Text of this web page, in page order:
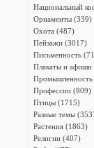
Национальный
Орнаменты (339)
Охота (487)
Пейзажи (3017)
Письменность
Плакаты и афиши
Профессии (809)
Птицы (1715)
Разные темы
Растения (1863)
Религии (407)